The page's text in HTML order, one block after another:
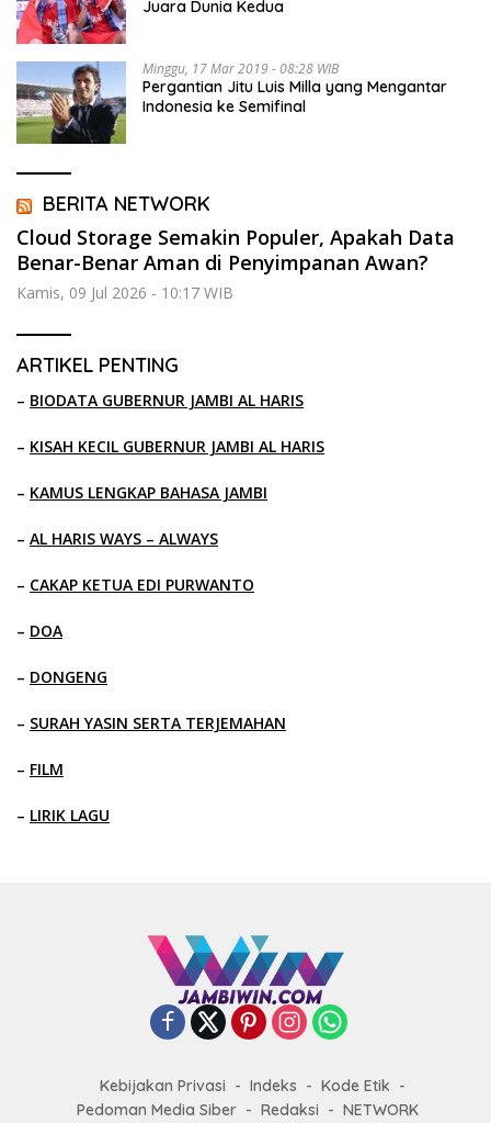
Juara Dunia Kedua
Minggu, 17 Mar 2019 - 08:28 WIB
Pergantian Jitu Luis Milla yang Mengantar
Indonesia ke Semifinal
BERITA NETWORK
Cloud Storage Semakin Populer, Apakah Data
Benar-Benar Aman di Penyimpanan Awan?
Kamis, 09 Jul 2026 - 10:17 WIB
ARTIKEL PENTING
– BIODATA GUBERNUR JAMBI AL HARIS
– KISAH KECIL GUBERNUR JAMBI AL HARIS
– KAMUS LENGKAP BAHASA JAMBI
– AL HARIS WAYS – ALWAYS
– CAKAP KETUA EDI PURWANTO
– DOA
– DONGENG
– SURAH YASIN SERTA TERJEMAHAN
– FILM
– LIRIK LAGU
Kebijakan Privasi Indeks
Kode Etik
Pedoman Media Siber
Redaksi NETWORK